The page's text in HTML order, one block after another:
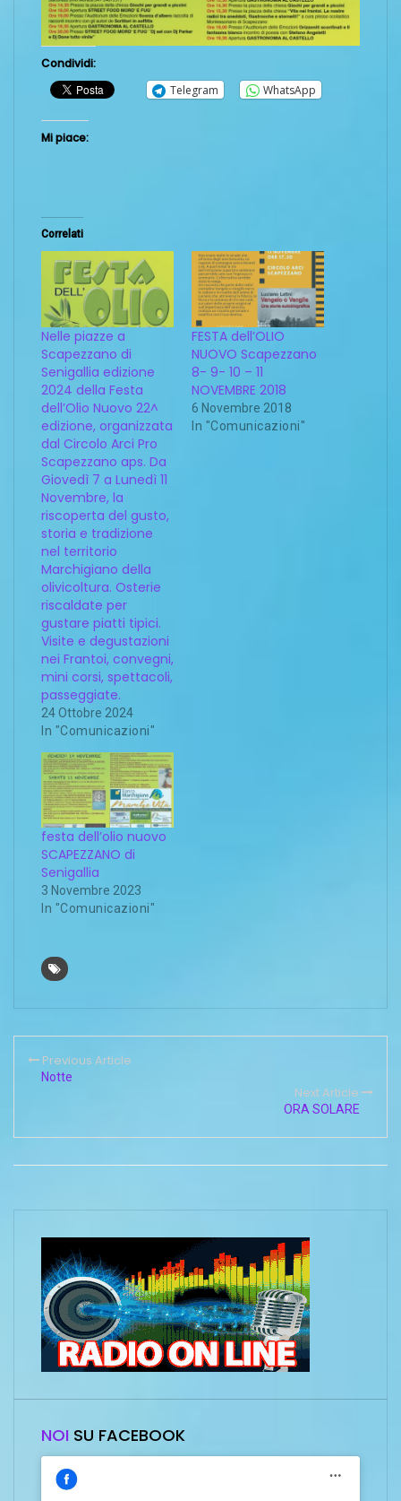
Condividi:
Telegram
WhatsApp
Mi piace:
Correlati
Nelle piazze a
Scapezzano di
Senigallia edizione
2024 della Festa
dell’Olio Nuovo 22^
edizione, organizzata
dal Circolo Arci Pro
Scapezzano aps. Da
Giovedì 7 a Lunedì 11
Novembre, la
riscoperta del gusto,
storia e tradizione
nel territorio
Marchigiano della
olivicoltura. Osterie
riscaldate per
gustare piatti tipici.
Visite e degustazioni
nei Frantoi, convegni,
mini corsi, spettacoli,
passeggiate.
24 Ottobre 2024
In "Comunicazioni"
FESTA dell’OLIO
NUOVO Scapezzano
8- 9- 10 – 11
NOVEMBRE 2018
6 Novembre 2018
In "Comunicazioni"
festa dell’olio nuovo
SCAPEZZANO di
Senigallia
3 Novembre 2023
In "Comunicazioni"
Previous Article
Notte
Next Article
ORA SOLARE
NOI SU FACEBOOK